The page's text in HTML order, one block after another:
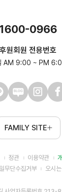
1600-0966
후원회원 전용번호
AM 9:00 ~ PM
FAMILY SITE
정관 이용약관
무단수집거부
오시